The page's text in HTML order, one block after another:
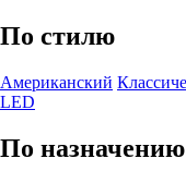
По стилю
Американский
LED
По назначению